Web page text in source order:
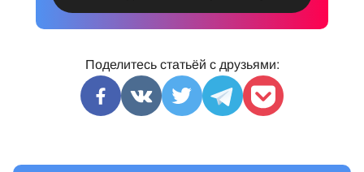
Поделитесь статьёй с друзьями: